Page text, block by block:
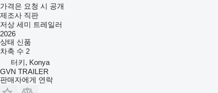
가격은 요청 시 공개
제조사 직판
저상 세미 트레일러
2026
상태 신품
차축 수 2
터키, Konya
GVN TRAILER
판매자에게 연락